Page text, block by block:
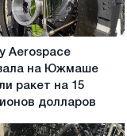
Aerospace
на Южмаше
ракет на 15
долларов